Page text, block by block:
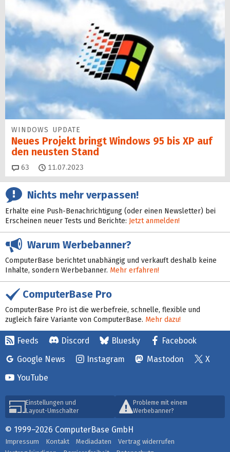
WINDOWS UPDATE
Neues Projekt bringt Windows 95 bis XP auf
den neusten Stand
63 Kommentare
11.07.2023
Nichts mehr verpassen!
Erhalte eine Push-Benachrichtigung (oder einen Newsletter) bei
Erscheinen neuer Tests und Berichte: Jetzt anmelden!
Warum Werbebanner?
ComputerBase berichtet unabhängig und verkauft deshalb keine
Inhalte, sondern Werbebanner. Mehr erfahren!
ComputerBase Pro
ComputerBase Pro ist die werbefreie, schnelle, flexible und
zugleich faire Variante von ComputerBase. Mehr dazu!
Feeds Discord Bluesky
Facebook
Google News
Instagram Mastodon
X
YouTube
Einstellungen und
Layout-Umschalter
Probleme mit einem
Werbebanner?
© 1999–2026 ComputerBase GmbH
Impressum Kontakt Mediadaten
Vertrag widerrufen